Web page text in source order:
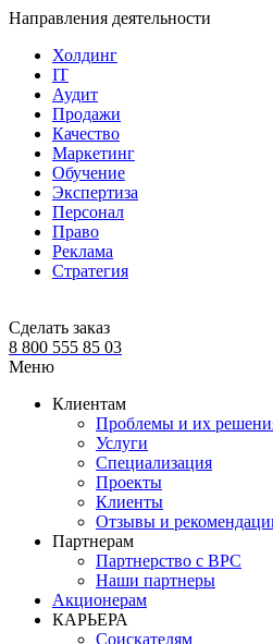
Направления деятельности
Холдинг
IT
Аудит
Продажи
Качество
Маркетинг
Обучение
Экспертиза
Персонал
Право
Реклама
Стратегия
Сделать заказ
8 800 555 85 03
Меню
Клиентам
Проблемы и их
Услуги
Специализация
Проекты
Клиенты
Отзывы и
Партнерам
Партнерство с BPC
Наши партнеры
Акционерам
КАРЬЕРА
Соискателям